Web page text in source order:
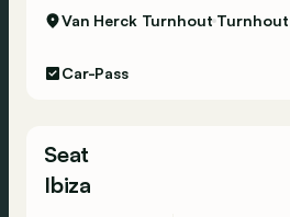
Van Herck Turnhout Turnhout
Car-Pass
Seat
Ibiza